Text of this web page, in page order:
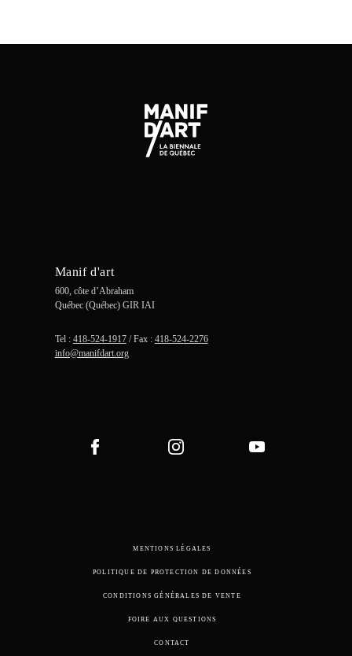
Manif d'art
600, côte d’Abraham
Québec (Québec) GIR IAI
Tel : 418-524-1917/ Fax : 418-524-2276
info@manifdart.org
MENTIONS LÉGALES
POLITIQUE DE PROTECTION DE DONNÉES
CONDITIONS GÉNÉRALES DE VENTE
FOIRE AUX QUESTIONS
CONTACT